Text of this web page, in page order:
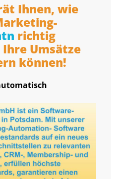
Ihnen, wie
richtig
Umsätze
können!